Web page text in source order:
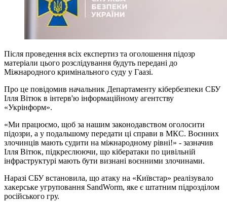
Після проведення всіх експертиз та оголошення підозр
матеріали цього розслідування будуть передані до
Міжнародного кримінального суду у Гаазі.
Про це повідомив начальник Департаменту кібербезпеки СБУ
Ілля Вітюк в інтерв'ю інформаційному агентству
«Укрінформ».
«Ми працюємо, щоб за нашим законодавством оголосити
підозри, а у подальшому передати ці справи в МКС. Воєнних
злочинців мають судити на міжнародному рівні!» - зазначив
Ілля Вітюк, підкреслюючи, що кібератаки по цивільній
інфраструктурі мають бути визнані воєнними злочинами.
Наразі СБУ встановила, що атаку на «Київстар» реалізувало
хакерське угруповання SandWorm, яке є штатним підрозділом
російського гру.